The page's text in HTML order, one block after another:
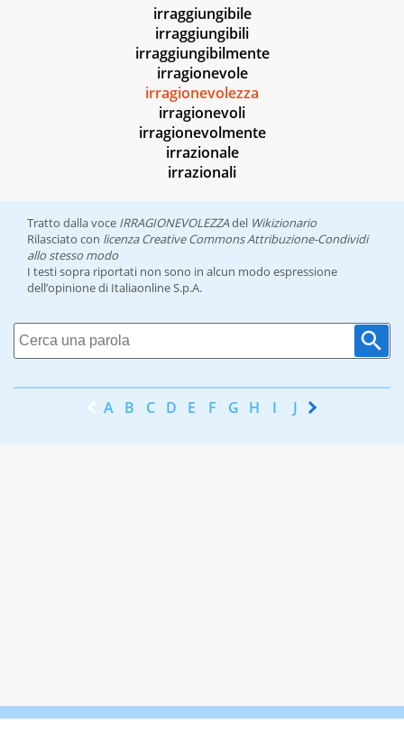
irraggiungibile
irraggiungibili
irraggiungibilmente
irragionevole
irragionevolezza
irragionevoli
irragionevolmente
irrazionale
irrazionali
Tratto dalla voce IRRAGIONEVOLEZZAdel Wikizionario
Rilasciato con licenza Creative Commons Attribuzione-Condividi
allo stesso modo
I testi sopra riportati non sono in alcun modo espressione
dell’opinione di Italiaonline S.p.A.
A B C D E F G H I J K